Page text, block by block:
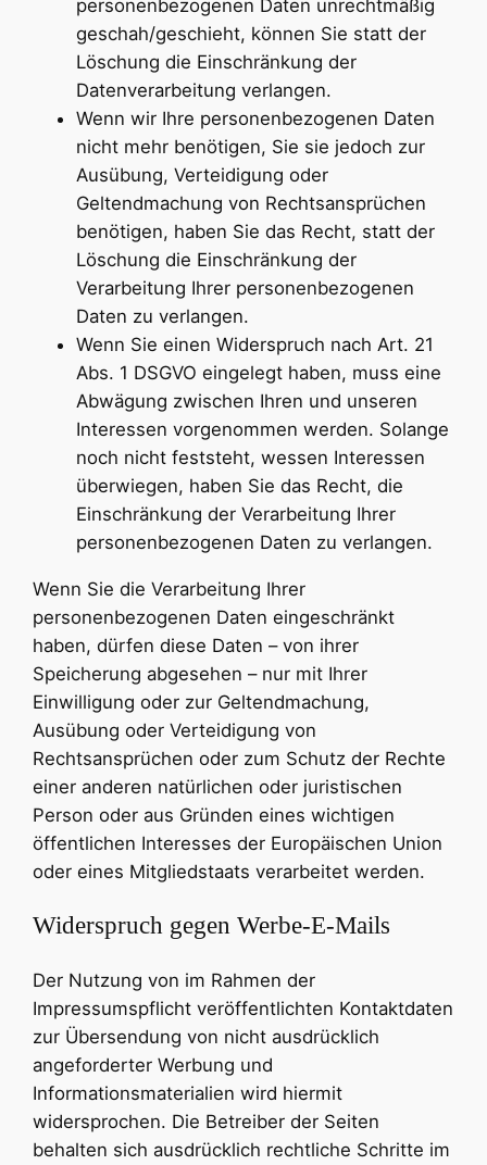
personenbezogenen Daten unrechtmäßig
geschah/geschieht, können Sie statt der
Löschung die Einschränkung der
Datenverarbeitung verlangen.
Wenn wir Ihre personenbezogenen Daten
nicht mehr benötigen, Sie sie jedoch zur
Ausübung, Verteidigung oder
Geltendmachung von Rechtsansprüchen
benötigen, haben Sie das Recht, statt der
Löschung die Einschränkung der
Verarbeitung Ihrer personenbezogenen
Daten zu verlangen.
Wenn Sie einen Widerspruch nach Art. 21
Abs. 1 DSGVO eingelegt haben, muss eine
Abwägung zwischen Ihren und unseren
Interessen vorgenommen werden. Solange
noch nicht feststeht, wessen Interessen
überwiegen, haben Sie das Recht, die
Einschränkung der Verarbeitung Ihrer
personenbezogenen Daten zu verlangen.
Wenn Sie die Verarbeitung Ihrer
personenbezogenen Daten eingeschränkt
haben, dürfen diese Daten – von ihrer
Speicherung abgesehen – nur mit Ihrer
Einwilligung oder zur Geltendmachung,
Ausübung oder Verteidigung von
Rechtsansprüchen oder zum Schutz der Rechte
einer anderen natürlichen oder juristischen
Person oder aus Gründen eines wichtigen
öffentlichen Interesses der Europäischen Union
oder eines Mitgliedstaats verarbeitet werden.
Widerspruch gegen Werbe-E-Mails
Der Nutzung von im Rahmen der
Impressumspflicht veröffentlichten Kontaktdaten
zur Übersendung von nicht ausdrücklich
angeforderter Werbung und
Informationsmaterialien wird hiermit
widersprochen. Die Betreiber der Seiten
behalten sich ausdrücklich rechtliche Schritte im